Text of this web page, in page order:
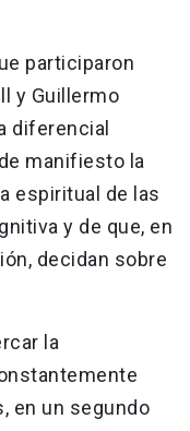
participaron
y Guillermo
diferencial
manifiesto la
espiritual de las
y de que, en
decidan sobre
la
en un segundo